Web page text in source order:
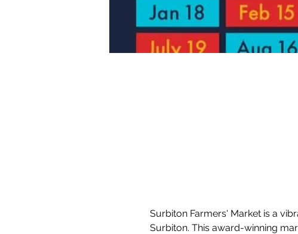
Surbiton Farmers' Market is a
Surbiton. This award-winning